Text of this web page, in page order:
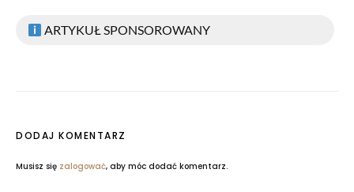
ARTYKUŁ SPONSOROWANY
DODAJ KOMENTARZ
Musisz się zalogować, aby móc dodać komentarz.